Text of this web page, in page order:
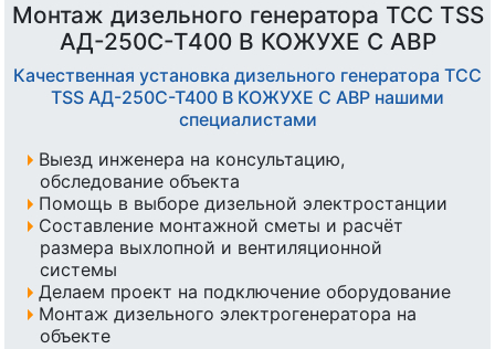
Монтаж дизельного генератора ТСС TSS
АД-250С-Т400 В КОЖУХЕ С АВР
Качественная установка дизельного генератора ТСС
TSS АД-250С-Т400 В КОЖУХЕ С АВР нашими
специалистами
Выезд инженера на консультацию,
обследование объекта
Помощь в выборе дизельной электростанции
Составление монтажной сметы и расчёт
размера выхлопной и вентиляционной
системы
Делаем проект на подключение оборудование
Монтаж дизельного электрогенератора на
объекте